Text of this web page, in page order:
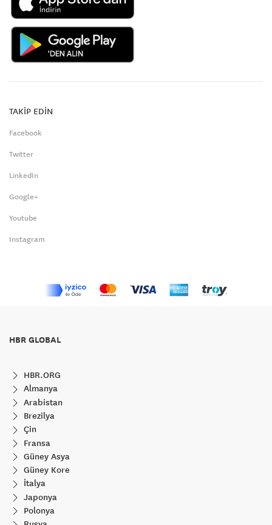
TAKİP EDİN
Facebook
Twitter
LinkedIn
Google+
Youtube
Instagram
HBR GLOBAL
HBR.ORG
Almanya
Arabistan
Brezilya
Çin
Fransa
Güney Asya
Güney Kore
İtalya
Japonya
Polonya